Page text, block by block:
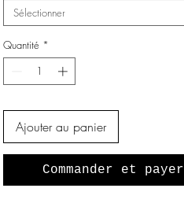
Sélectionner
Quantité *
Ajouter au panier
Commander et payer